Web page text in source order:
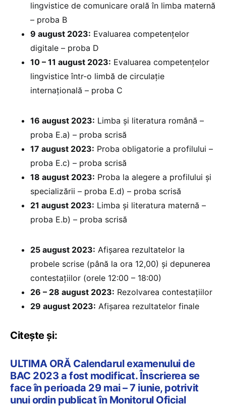
lingvistice de comunicare orală în limba maternă
– proba B
9 august 2023: Evaluarea competențelor
digitale – proba D
10 – 11 august 2023: Evaluarea competențelor
lingvistice într-o limbă de circulație
internațională – proba C
16 august 2023: Limba și literatura română –
proba E.a) – proba scrisă
17 august 2023: Proba obligatorie a profilului –
proba E.c) – proba scrisă
18 august 2023: Proba la alegere a profilului și
specializării – proba E.d) – proba scrisă
21 august 2023: Limba și literatura maternă –
proba E.b) – proba scrisă
25 august 2023: Afișarea rezultatelor la
probele scrise (până la ora 12,00) și depunerea
contestațiilor (orele 12:00 – 18:00)
26 – 28 august 2023: Rezolvarea contestațiilor
29 august 2023: Afișarea rezultatelor finale
Citește și:
ULTIMA ORĂ Calendarul examenului de
BAC 2023 a fost modificat. Înscrierea se
face în perioada 29 mai – 7 iunie, potrivit
unui ordin publicat în Monitorul Oficial